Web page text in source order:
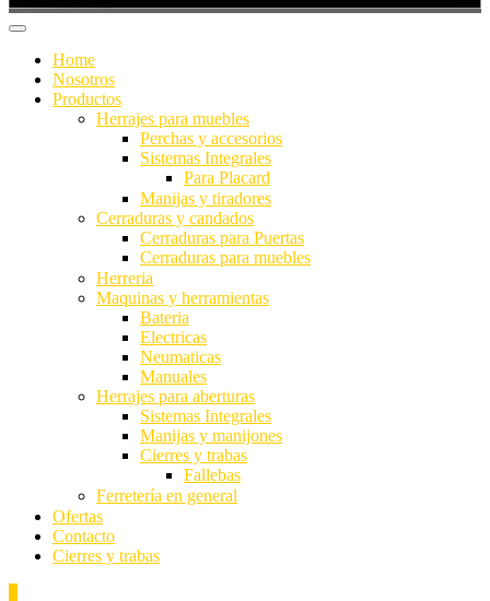
Home
Nosotros
Productos
Herrajes para muebles
Perchas y accesorios
Sistemas Integrales
Para Placard
Manijas y tiradores
Cerraduras y candados
Cerraduras para Puertas
Cerraduras para muebles
Herreria
Maquinas y herramientas
Bateria
Electricas
Neumaticas
Manuales
Herrajes para aberturas
Sistemas Integrales
Manijas y manijones
Cierres y trabas
Fallebas
Ferretería en general
Ofertas
Contacto
Cierres y trabas